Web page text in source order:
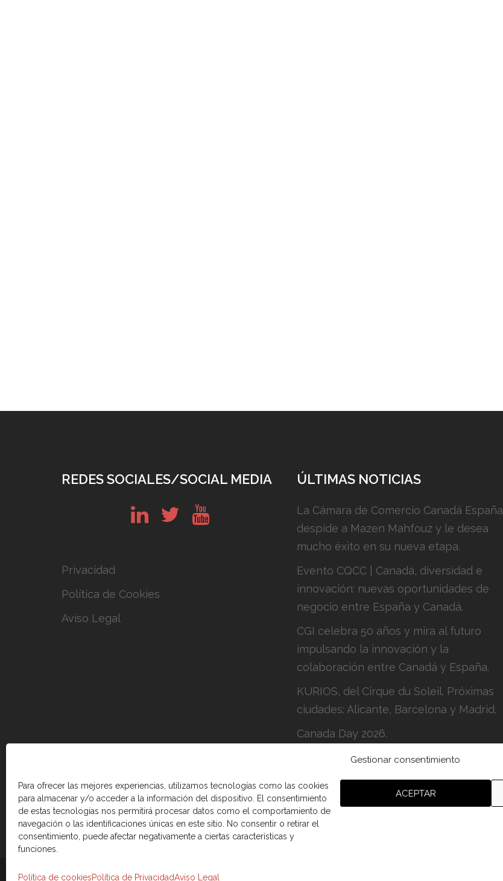
Gestionar consentimiento
Para ofrecer las mejores experiencias, utilizamos tecnologías como las cookies
para almacenar y/o acceder a la información del dispositivo. El consentimiento
de estas tecnologías nos permitirá procesar datos como el comportamiento de
navegación o las identificaciones únicas en este sitio. No consentir o retirar el
consentimiento, puede afectar negativamente a ciertas características y
funciones.
ACEPTAR
Política de cookiesPolítica de PrivacidadAviso Legal
REDES SOCIALES/SOCIAL MEDIA
Privacidad
Política de Cookies
Aviso Legal
ÚLTIMAS NOTICIAS
La Cámara de Comercio Canadá España
despide a Mazen Mahfouz y le desea
mucho éxito en su nueva etapa.
Evento CQCC | Canadá, diversidad e
innovación: nuevas oportunidades de
negocio entre España y Canadá.
CGI celebra 50 años y mira al futuro
impulsando la innovación y la
colaboración entre Canadá y España.
KURIOS, del Cirque du Soleil. Próximas
ciudades: Alicante, Barcelona y Madrid.
Canada Day 2026.
© 2026 Cámara de comercio Canadá España.